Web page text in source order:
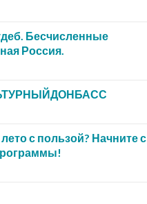
Бесчисленные
Россия.
с пользой? Начните с